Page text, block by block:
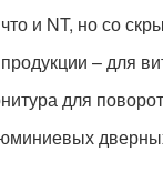
и NT, но со
– для
для